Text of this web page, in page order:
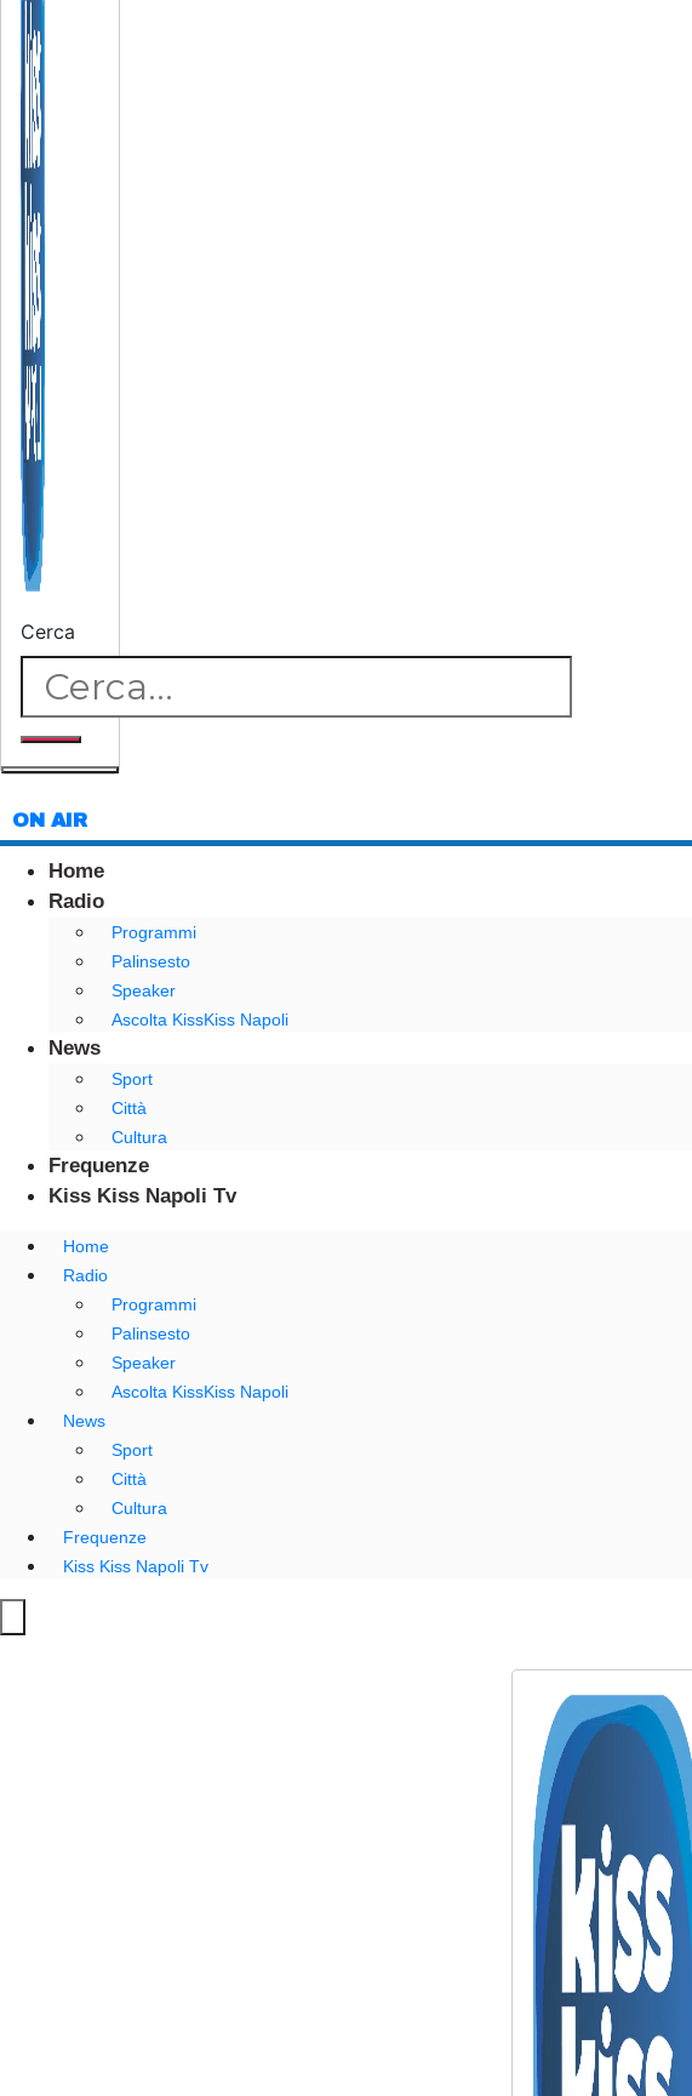
Cerca
ON AIR
Home
Radio
Programmi
Palinsesto
Speaker
Ascolta KissKiss Napoli
News
Sport
Città
Cultura
Frequenze
Kiss Kiss Napoli Tv
Home
Radio
Programmi
Palinsesto
Speaker
Ascolta KissKiss Napoli
News
Sport
Città
Cultura
Frequenze
Kiss Kiss Napoli Tv